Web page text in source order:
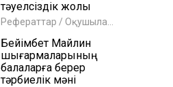
тәуелсіздік жолы
Бейімбет Майлин
шығармаларының
балаларға берер
тәрбиелік мәні